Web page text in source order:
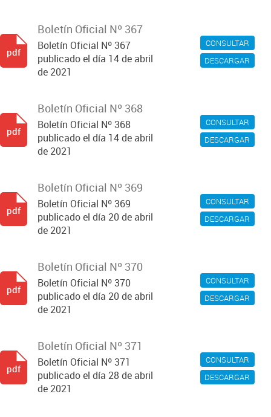
CONSULTAR
DESCARGAR
Boletín Oficial Nº 367
Boletín Oficial Nº 367
publicado el día 14 de abril
de 2021
pdf
CONSULTAR
DESCARGAR
Boletín Oficial Nº 368
Boletín Oficial Nº 368
publicado el día 14 de abril
de 2021
pdf
CONSULTAR
DESCARGAR
Boletín Oficial Nº 369
Boletín Oficial Nº 369
publicado el día 20 de abril
de 2021
pdf
CONSULTAR
DESCARGAR
Boletín Oficial Nº 370
Boletín Oficial Nº 370
publicado el día 20 de abril
de 2021
pdf
CONSULTAR
DESCARGAR
Boletín Oficial Nº 371
Boletín Oficial Nº 371
publicado el día 28 de abril
de 2021
pdf